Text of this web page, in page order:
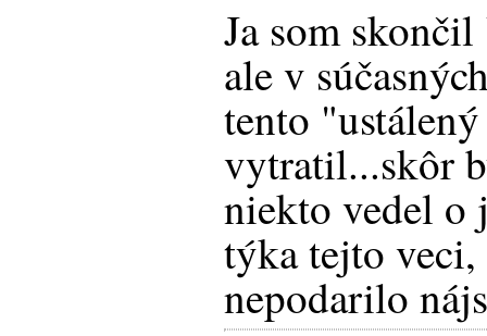
Ja som
ale v
tento
vytratil...skôr
niekto vedel o
týka tejto veci,
nepodarilo